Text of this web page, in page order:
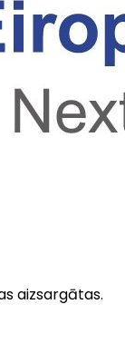
aizsargātas.